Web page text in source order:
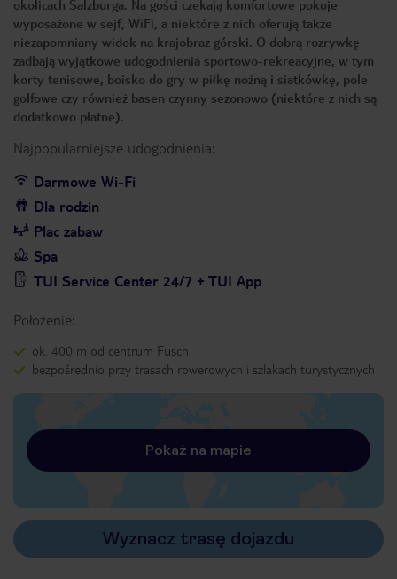
okolicach Salzburga. Na gości czekają komfortowe pokoje
wyposażone w sejf, WiFi, a niektóre z nich oferują także
niezapomniany widok na krajobraz górski. O dobrą rozrywkę
zadbają wyjątkowe udogodnienia sportowo-rekreacyjne, w tym
korty tenisowe, boisko do gry w piłkę nożną i siatkówkę, pole
golfowe czy również basen czynny sezonowo (niektóre z nich są
dodatkowo płatne).
Najpopularniejsze udogodnienia:
Darmowe Wi-Fi
Dla rodzin
Plac zabaw
Spa
TUI Service Center 24/7 + TUI App
Położenie:
ok. 400 m od centrum Fusch
bezpośrednio przy trasach rowerowych i szlakach turystycznych
Pokaż na mapie
Wyznacz trasę dojazdu